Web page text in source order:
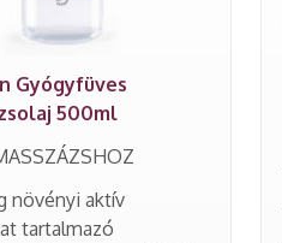
Gyógyfüves
500ml
növényi aktív
tartalmazó